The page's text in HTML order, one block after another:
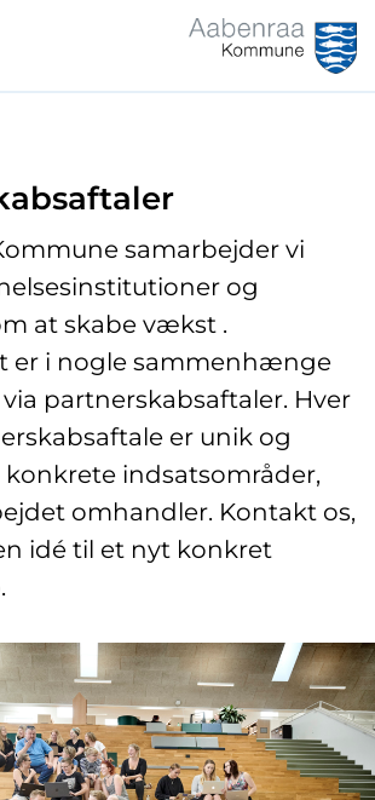
samarbejder vi
og
at skabe vækst .
er i nogle sammenhænge
partnerskabsaftaler. Hver
er unik og
konkrete indsatsområder,
omhandler. Kontakt os,
idé til et nyt konkret